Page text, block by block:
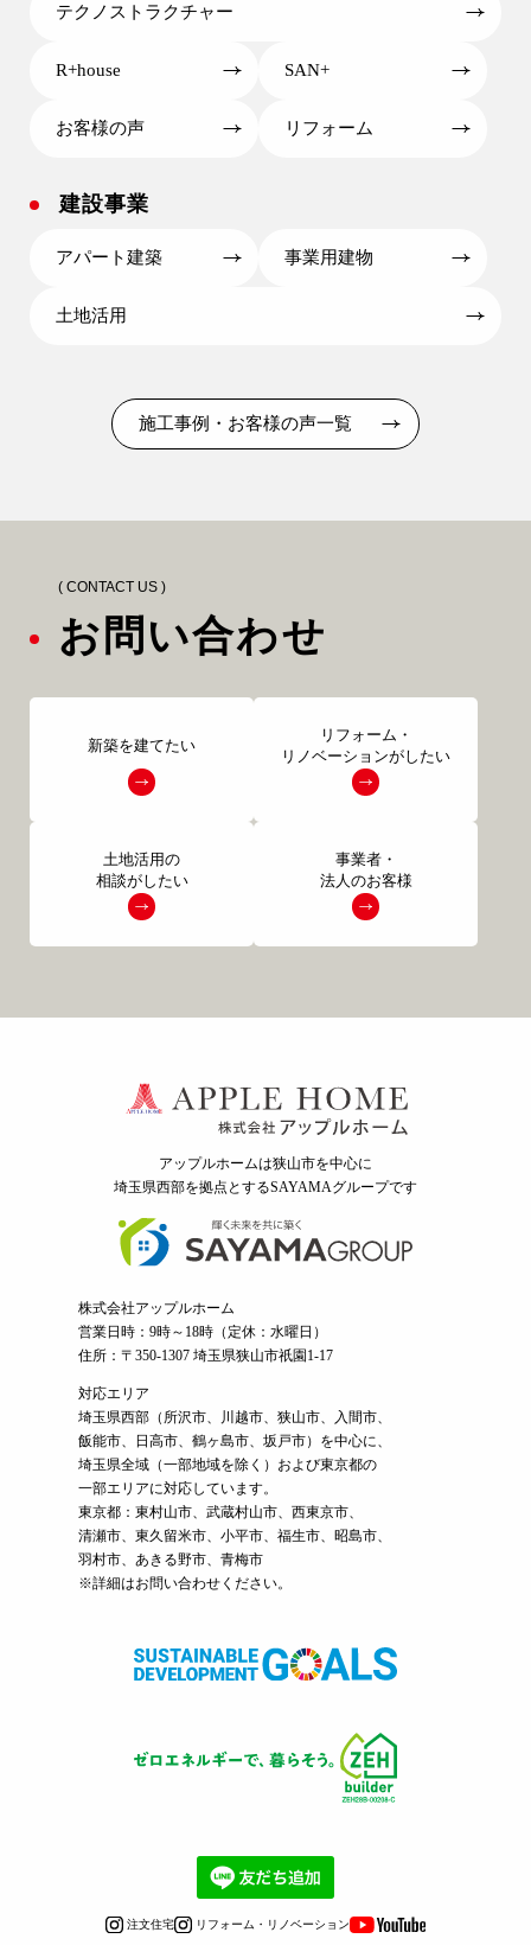
テクノストラクチャー
R+house SAN+
お客様の声 リフォーム
建設事業
アパート建築 事業用建物
土地活用
施工事例・お客様の声一覧
( CONTACT US )
お問い合わせ
新築を建てたい
リフォーム・
リノベーションがしたい
土地活用の
相談がしたい
事業者・
法人のお客様
アップルホームは狭山市を中心に
埼玉県西部を拠点とするSAYAMAグループです
株式会社アップルホーム
営業日時：9時～18時（定休：水曜日）
住所：〒350-1307 埼玉県狭山市祇園1-17
対応エリア
埼玉県西部（ 所沢市、 川越市、狭山市、入間市、
飯能市、日高市、鶴ヶ島市、坂戸市）を中心に、
埼玉県全域（一部地域を除く）および東京都の
一部エリアに対応しています。
東京都：東村山市、武蔵村山市、西東京市、
清瀬市、東久留米市、小平市、福生市、昭島市、
羽村市、あきる野市、青梅市
※詳細はお問い合わせください。
注文住宅 リフォーム・リノベーション